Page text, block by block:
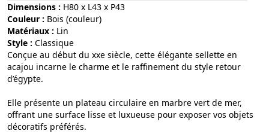
Dimensions : H80 x L43 x P43
Couleur :
bois (couleur)
Matériaux :
lin
Style :
classique
Conçue au début du xxe siècle, cette élégante sellette en
acajou incarne le charme et le raffinement du style retour
d’égypte.
Elle présente un plateau circulaire en marbre vert de mer,
offrant une surface lisse et luxueuse pour exposer vos objets
décoratifs préférés.